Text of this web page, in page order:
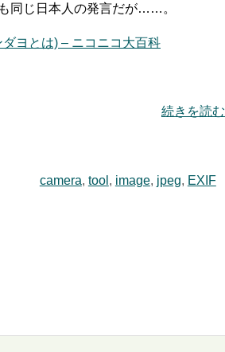
同じ日本人の発言だが……。
ヨとは) – ニコニコ大百科
続きを読む
camera, tool , image, jpeg, EXIF